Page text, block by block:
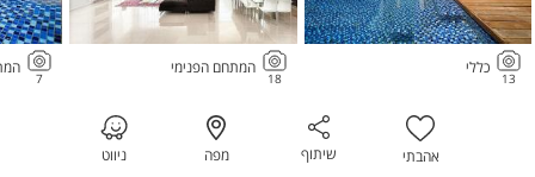
13
כללי
18
המתחם הפנימי
7
אהבתי שיתוף מפה ניווט